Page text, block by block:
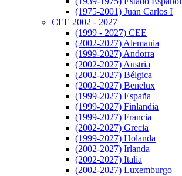
(1975-2001) Juan Carlos I
CEE 2002 - 2027
(1999 - 2027) CEE
(2002-2027) Alemania
(1999-2027) Andorra
(2002-2027) Austria
(2002-2027) Bélgica
(2002-2027) Benelux
(1999-2027) España
(1999-2027) Finlandia
(1999-2027) Francia
(2002-2027) Grecia
(1999-2027) Holanda
(2002-2027) Irlanda
(2002-2027) Italia
(2002-2027) Luxemburgo